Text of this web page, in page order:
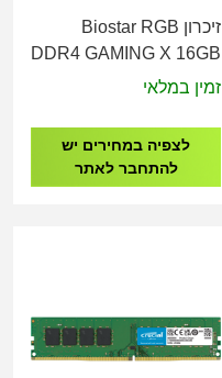
זיכרון Biostar RGB
DDR4 GAMING X 16GB
3600MHz
זמין במלאי
לצפיה במחירים יש
להתחבר לאתר